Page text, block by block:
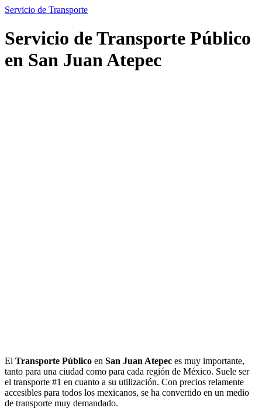
Servicio de Transporte
Servicio de Transporte Público
en San Juan Atepec
El Transporte Público en San Juan Atepec es muy importante,
tanto para una ciudad como para cada región de México. Suele ser
el transporte #1 en cuanto a su utilización. Con precios relamente
accesibles para todos los mexicanos, se ha convertido en un medio
de transporte muy demandado.